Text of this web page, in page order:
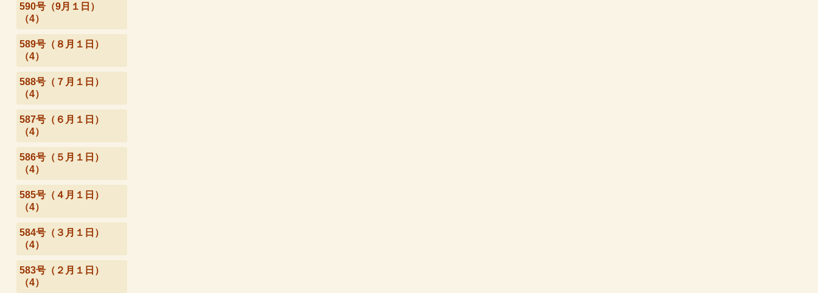
590号（9月１日）
（4）
589号（８月１日）
（4）
588号（７月１日）
（4）
587号（６月１日）
（4）
586号（５月１日）
（4）
585号（４月１日）
（4）
584号（３月１日）
（4）
583号（２月１日）
（4）